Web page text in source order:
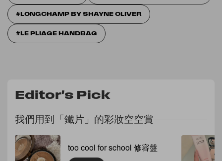
LONGCHAMP BY SHAYNE OLIVER
LE PLIAGE HANDBAG
Editor's Pick
我們用到「鐵片」的彩妝空空賞
too cool for school 修容盤